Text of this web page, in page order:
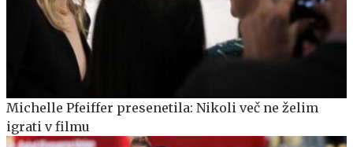
Michelle Pfeiffer presenetila: Nikoli več ne želim
igrati v filmu